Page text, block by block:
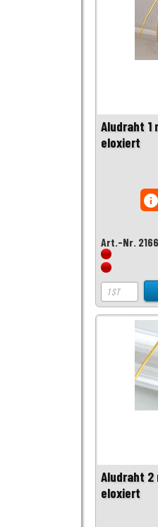
Aludraht 1
eloxiert
Art.-Nr.
Aludraht 2
eloxiert